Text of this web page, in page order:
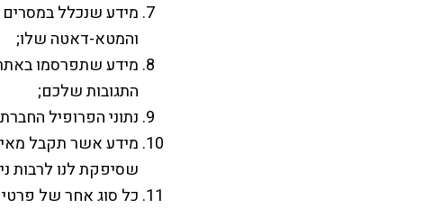
מידע שנכלל
והמטא-דאטה שלו;
מידע שתפרסמו
התגובות שלכם;
נתוני הפרופיל
מידע אשר תקבל
שסיפקת לנו לרבות
כל סוג אחר של